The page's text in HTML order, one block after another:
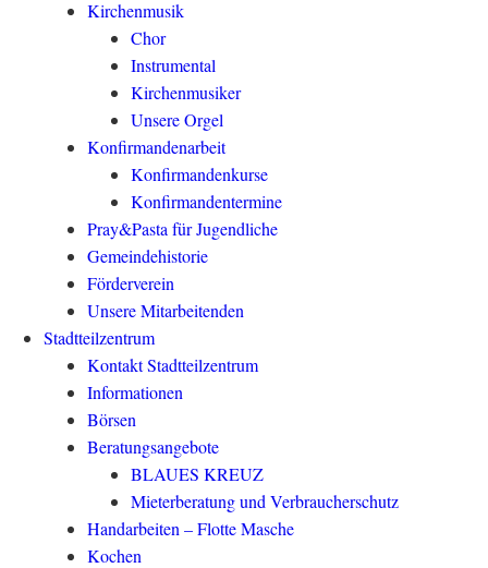
Kirchenmusik
Chor
Instrumental
Kirchenmusiker
Unsere Orgel
Konfirmandenarbeit
Konfirmandenkurse
Konfirmandentermine
Pray&Pasta für Jugendliche
Gemeindehistorie
Förderverein
Unsere Mitarbeitenden
Stadtteilzentrum
Kontakt Stadtteilzentrum
Informationen
Börsen
Beratungsangebote
BLAUES KREUZ
Mieterberatung und Verbraucherschutz
Handarbeiten – Flotte Masche
Kochen